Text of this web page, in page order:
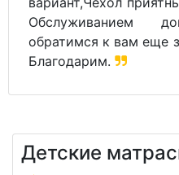
Обслуживанием
обратимся к вам еще
Благодарим.
Детские